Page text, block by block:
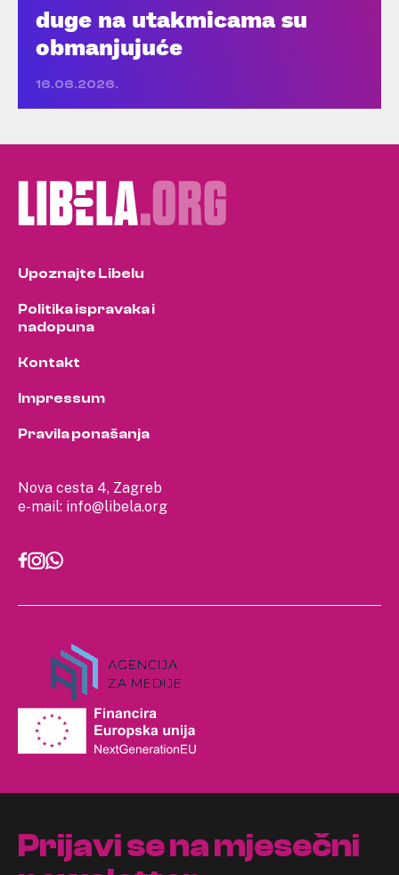
duge na utakmicama su
obmanjujuće
16.06.2026.
Nova cesta 4, Zagreb
e-mail: info@libela.org
Upoznajte Libelu
Politika ispravaka i
nadopuna
Kontakt
Impressum
Pravila ponašanja
Prijavi se na mjesečni